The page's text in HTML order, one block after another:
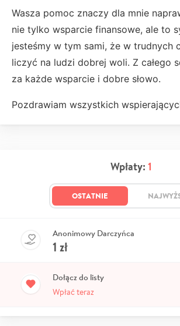
Wasza pomoc znaczy dla mnie
nie tylko wsparcie finansowe, ale to
jesteśmy w tym sami, że w trudnych
liczyć na ludzi dobrej woli. Z całego
za każde wsparcie i dobre słowo.
Pozdrawiam wszystkich
Wpłaty: 1
OSTATNIE
Anonimowy Darczyńca
1 zł
Dołącz do listy
Wpłać teraz